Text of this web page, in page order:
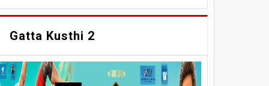
Gatta Kusthi 2